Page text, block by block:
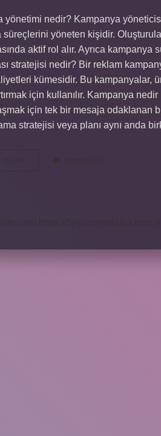
yönetimi nedir? Kampanya
süreçlerini yöneten kişidir.
aktif rol alır. Ayrıca
stratejisi nedir? Bir reklam
kümesidir. Bu kampanyalar,
için kullanılır. Kampanya
için tek bir mesaja odaklanan
stratejisi veya planı aynı anda